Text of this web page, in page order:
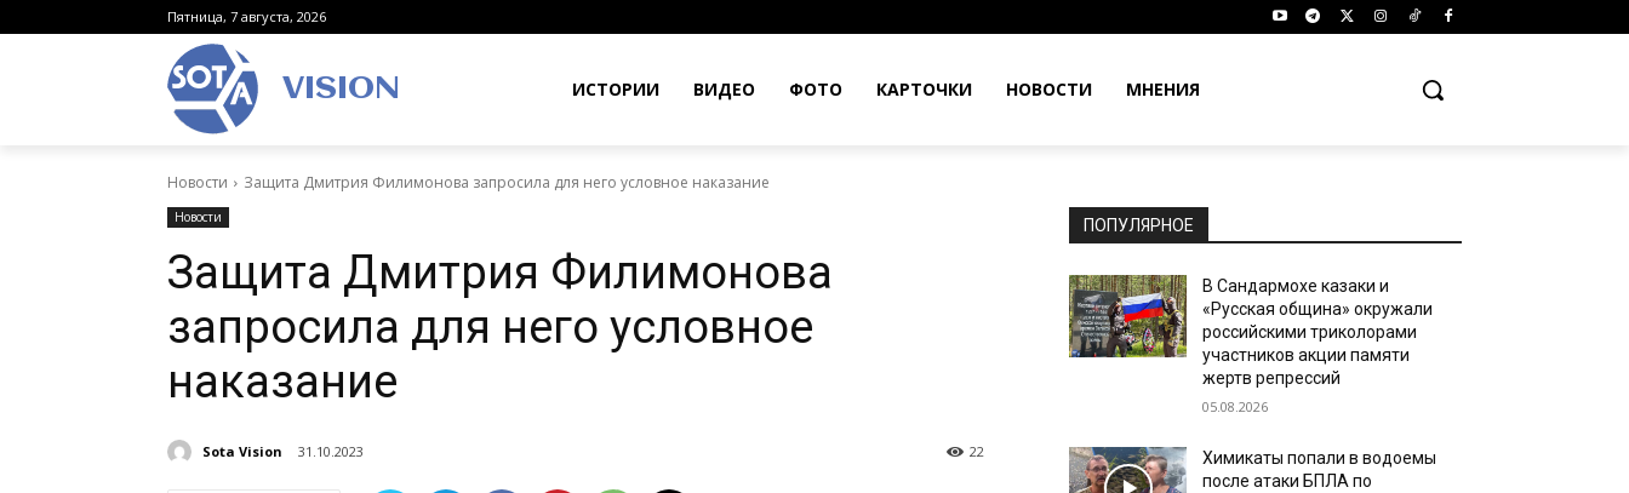
Пятница, 7 августа, 2026
VISION ИСТОРИИ ВИДЕО ФОТО КАРТОЧКИ НОВОСТИ МНЕНИЯ
Новости Защита Дмитрия Филимонова запросила для него условное наказание
Новости
Защита Дмитрия Филимонова
запросила для него условное
наказание
Sota Vision 31.10.2023 22
ПОПУЛЯРНОЕ
В Сандармохе казаки и
«Русская община» окружали
российскими триколорами
участников акции памяти
жертв репрессий
05.08.2026
Химикаты попали в водоемы
после атаки БПЛА по